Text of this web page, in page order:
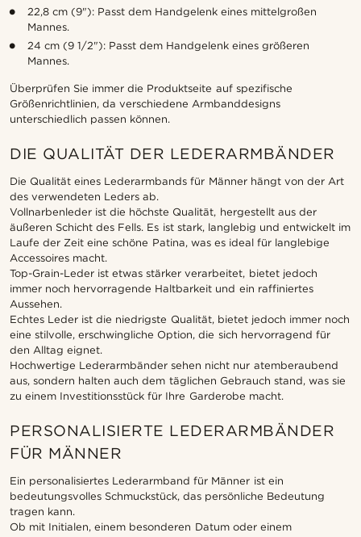
22,8 cm (9"): Passt dem Handgelenk eines mittelgroßen
Mannes.
24 cm (9 1/2"): Passt dem Handgelenk eines größeren
Mannes.
Überprüfen Sie immer die Produktseite auf spezifische
Größenrichtlinien, da verschiedene Armbanddesigns
unterschiedlich passen können.
DIE QUALITÄT DER LEDERARMBÄNDER
Die Qualität eines Lederarmbands für Männer hängt von der Art
des verwendeten Leders ab.
Vollnarbenleder ist die höchste Qualität, hergestellt aus der
äußeren Schicht des Fells. Es ist stark, langlebig und entwickelt im
Laufe der Zeit eine schöne Patina, was es ideal für langlebige
Accessoires macht.
Top-Grain-Leder ist etwas stärker verarbeitet, bietet jedoch
immer noch hervorragende Haltbarkeit und ein raffiniertes
Aussehen.
Echtes Leder ist die niedrigste Qualität, bietet jedoch immer noch
eine stilvolle, erschwingliche Option, die sich hervorragend für
den Alltag eignet.
Hochwertige Lederarmbänder sehen nicht nur atemberaubend
aus, sondern halten auch dem täglichen Gebrauch stand, was sie
zu einem Investitionsstück für Ihre Garderobe macht.
PERSONALISIERTE LEDERARMBÄNDER
FÜR MÄNNER
Ein personalisiertes Lederarmband für Männer ist ein
bedeutungsvolles Schmuckstück, das persönliche Bedeutung
tragen kann.
Ob mit Initialen, einem besonderen Datum oder einem